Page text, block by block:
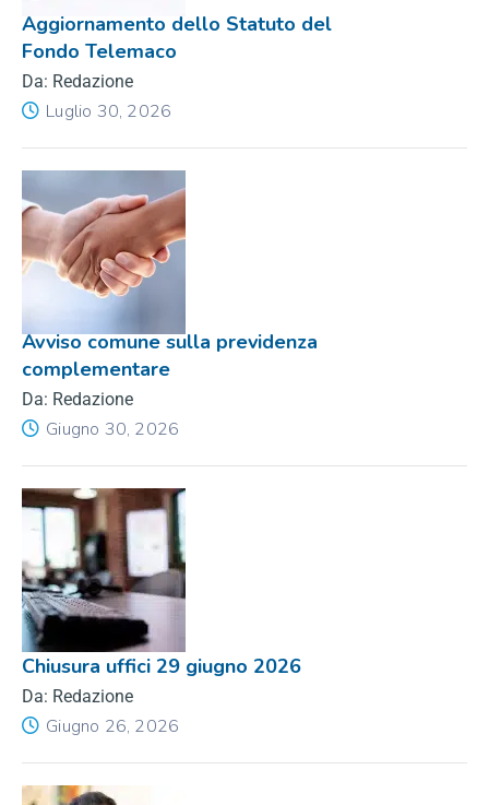
Aggiornamento dello Statuto del
Fondo Telemaco
Da: Redazione
Luglio 30, 2026
Avviso comune sulla previdenza
complementare
Da: Redazione
Giugno 30, 2026
Chiusura uffici 29 giugno 2026
Da: Redazione
Giugno 26, 2026